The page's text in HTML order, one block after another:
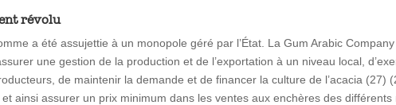
révolu
a été assujettie à un monopole géré par l’État. La Gum Arabic
une gestion de la production et de l’exportation à un niveau local,
de maintenir la demande et de financer la culture de l’acacia (27)
ainsi assurer un prix minimum dans les ventes aux enchères des